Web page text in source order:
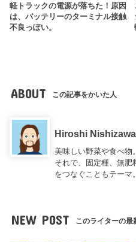
軽トラックの電源が落ちた！原因
は、バッテリーのターミナル接触
不良っぽい。
ABOUT この記事をかいた人
Hiroshi Nishizawa
美味しい野菜や食べ物
それで、固定種、無肥
をつなぐこともテーマ
NEW POST このライターの最